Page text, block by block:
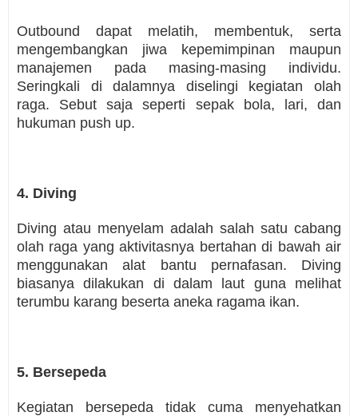
Outbound dapat melatih, membentuk, serta
mengembangkan jiwa kepemimpinan maupun
manajemen pada masing-masing individu.
Seringkali di dalamnya diselingi kegiatan olah
raga. Sebut saja seperti sepak bola, lari, dan
hukuman push up.
4. Diving
Diving atau menyelam adalah salah satu cabang
olah raga yang aktivitasnya bertahan di bawah air
menggunakan alat bantu pernafasan. Diving
biasanya dilakukan di dalam laut guna melihat
terumbu karang beserta aneka ragama ikan.
5. Bersepeda
Kegiatan bersepeda tidak cuma menyehatkan